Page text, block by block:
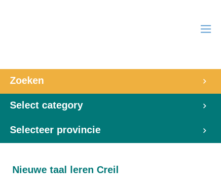
Zoeken
Select category
Selecteer provincie
Nieuwe taal leren Creil